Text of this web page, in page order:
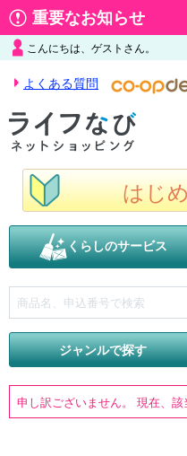
重要なお知らせ
こんにちは、ゲストさん。
よくある質問
はじ
くらしのサービス
ジャンルで探す
申し訳ございません。 現在、該